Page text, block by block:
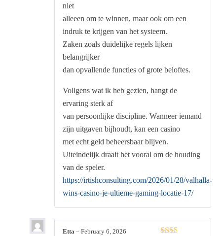
niet
alleeen om te winnen, maar ook om een
indruk te krijgen van het systeem.
Zaken zoals duidelijke regels lijken
belangrijker
dan opvallende functies of grote beloftes.
Vollgens wat ik heb gezien, hangt de
ervaring sterk af
van persoonlijke discipline. Wanneer iemand
zijn uitgaven bijhoudt, kan een casino
met echt geld beheersbaar blijven.
Uiteindelijk draait het vooral om de houding
van de speler.
https://irtishconsulting.com/2026/01/28/valhalla-
wins-casino-je-ultieme-gaming-locatie-17/
Etta – February 6, 2026